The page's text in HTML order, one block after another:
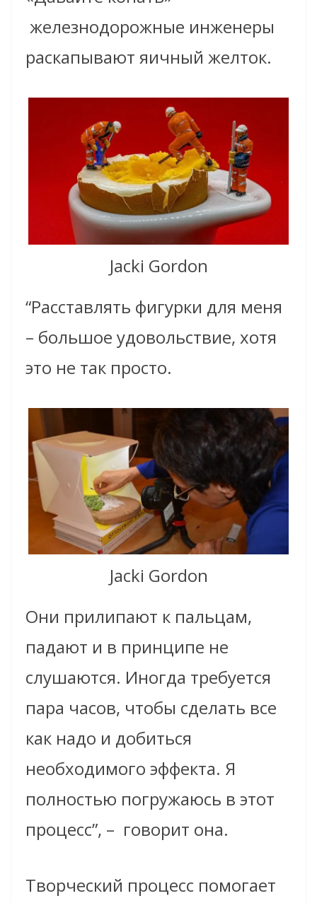
железнодорожные инженеры
раскапывают яичный желток.
Jacki Gordon
“Расставлять фигурки для меня
– большое удовольствие, хотя
это не так просто.
Jacki Gordon
Они прилипают к пальцам,
падают и в принципе не
слушаются. Иногда требуется
пара часов, чтобы сделать все
как надо и добиться
необходимого эффекта. Я
полностью погружаюсь в этот
процесс”, – говорит она.
Творческий процесс помогает